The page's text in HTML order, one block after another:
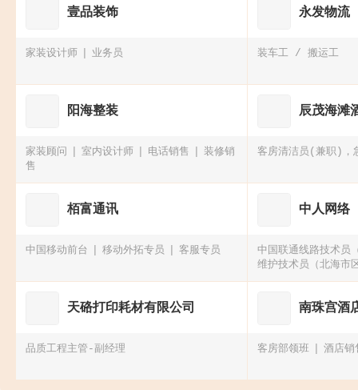
壹品装饰
家装设计师 业务员
永发物流
装车工 / 搬运工
阳海整装
家装顾问 室内设计师 电话销售
装修销
售
辰茂海滩
客房清洁员(兼职)，
栢富通讯
中国移动前台 移动外拓专员 客服专员
中人网络
中国联通线路技术员
维护技术员（北海市
中国联通基站技
天硌打印耗材有限公司
品质工程主管-副经理
南珠宫酒
客房部领班 酒店销